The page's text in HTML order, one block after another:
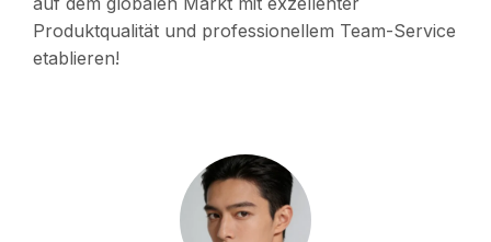
Produktqualität und professionellem Team-Service
etablieren!